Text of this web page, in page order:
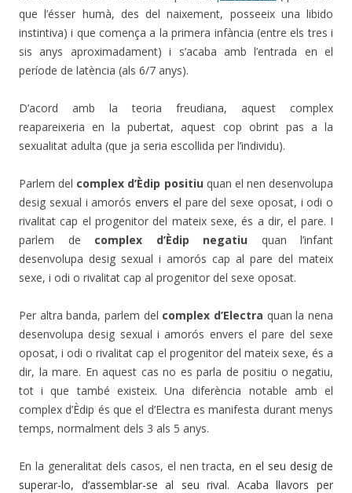
que l’ésser humà, des del naixement, posseeix una libido
instintiva) i que comença a la primera infància (entre els tres i
sis anys aproximadament) i s’acaba amb l’entrada en el
període de latència (als 6/7 anys).
D’acord amb la teoria freudiana, aquest complex
reapareixeria en la pubertat, aquest cop obrint pas a la
sexualitat adulta (que ja seria escollida per l’individu).
Parlem del complex d’Èdip positiuquan el nen desenvolupa
desig sexual i amorós envers el pare del sexe oposat, i odi o
rivalitat cap el progenitor del mateix sexe, és a dir, el pare. I
parlem de complex d’Èdip negatiu quan l’infant
desenvolupa desig sexual i amorós cap al pare del mateix
sexe, i odi o rivalitat cap al progenitor del sexe oposat.
Per altra banda, parlem del complex d’Electra quan la nena
desenvolupa desig sexual i amorós envers el pare del sexe
oposat, i odi o rivalitat cap el progenitor del mateix sexe, és a
dir, la mare. En aquest cas no es parla de positiu o negatiu,
tot i que també existeix. Una diferència notable amb el
complex d’Èdip és que el d’Electra es manifesta durant menys
temps, normalment dels 3 als 5 anys.
En la generalitat dels casos, el nen tracta, en el seu desig de
superar-lo, d’assemblar-se al seu rival. Acaba llavors per